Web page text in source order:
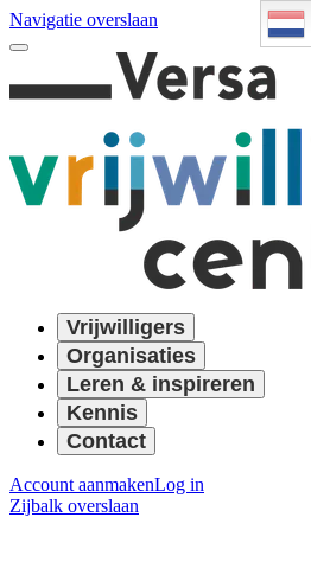
Navigatie overslaan
Vrijwilligers
Organisaties
Leren & inspireren
Kennis
Contact
Account aanmakenLog in
Zijbalk overslaan